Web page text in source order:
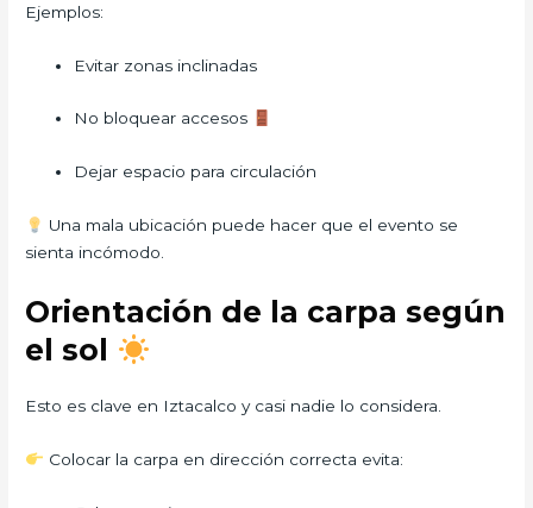
Ejemplos:
Evitar zonas inclinadas
No bloquear accesos
Dejar espacio para circulación
Una mala ubicación puede hacer que el evento se
sienta incómodo.
Orientación de la carpa según
el sol
Esto es clave en Iztacalco y casi nadie lo considera.
Colocar la carpa en dirección correcta evita: